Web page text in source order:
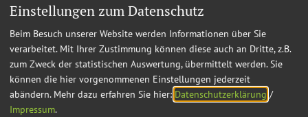
Einstellungen zum Datenschutz
Beim Besuch unserer Website werden Informationen über Sie
verarbeitet. Mit Ihrer Zustimmung können diese auch an Dritte, z.B.
zum Zweck der statistischen Auswertung, übermittelt werden. Sie
können die hier vorgenommenen Einstellungen jederzeit
abändern. Mehr dazu erfahren Sie hier: Datenschutzerklärung /
Impressum.